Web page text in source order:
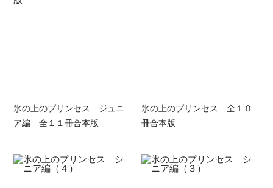
氷の上のプリンセス ジュニ
ア編 全１１冊合本版
氷の上のプリンセス 全１０
冊合本版